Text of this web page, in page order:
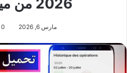
2026 من ميديا فاير
مارس 6, 2026 0